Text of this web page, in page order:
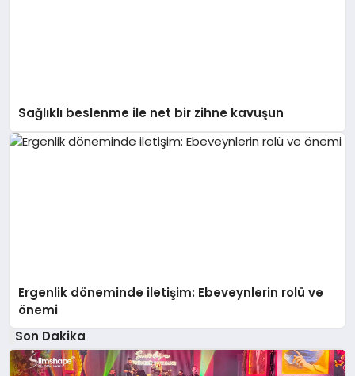
Sağlıklı beslenme ile net bir zihne kavuşun
Ergenlik döneminde iletişim: Ebeveynlerin rolü ve
önemi
Son Dakika